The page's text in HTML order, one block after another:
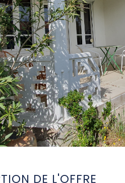
DE L'OFFRE